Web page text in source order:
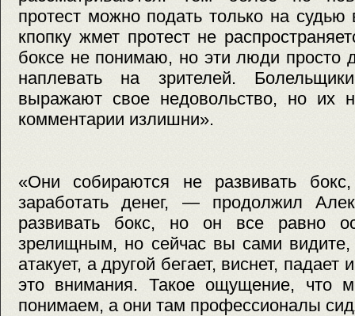
протест можно подать только на судью
кпопку жмет протест не
боксе не понимаю, но эти люди просто
наплевать на зрителей.
выражают свое недовольство, но их
комментарии излишни».
«Они собираются не развивать
заработать денег, — продолжил
развивать бокс, но он все равно
зрелищным, но сейчас вы сами видите,
атакует, а другой бегает, виснет,
это внимания. Такое ощущение, что
понимаем, а они там профессионалы